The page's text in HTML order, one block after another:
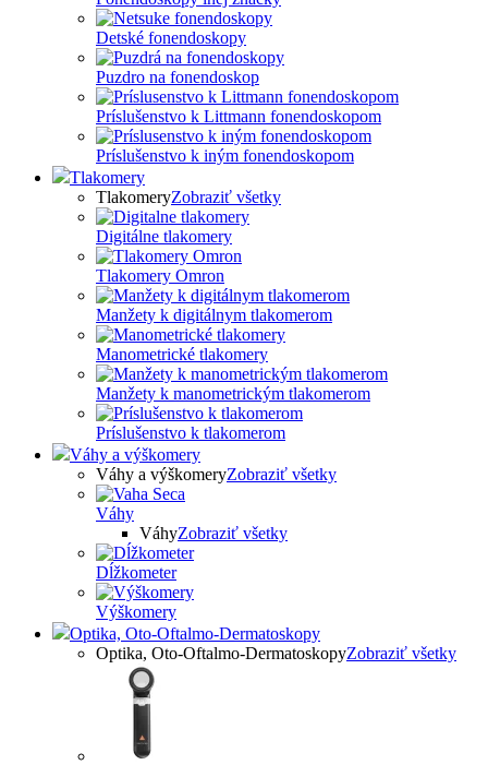
Detské fonendoskopy
Puzdro na fonendoskop
Príslušenstvo k Littmann fonendoskopom
Príslušenstvo k iným fonendoskopom
Tlakomery
TlakomeryZobraziť všetky
Digitálne tlakomery
Tlakomery Omron
Manžety k digitálnym tlakomerom
Manometrické tlakomery
Manžety k manometrickým tlakomerom
Príslušenstvo k tlakomerom
Váhy a výškomery
Váhy a výškomeryZobraziť všetky
Váhy
VáhyZobraziť všetky
Dĺžkometer
Výškomery
Optika, Oto-Oftalmo-Dermatoskopy
Optika, Oto-Oftalmo-DermatoskopyZobraziť všetky